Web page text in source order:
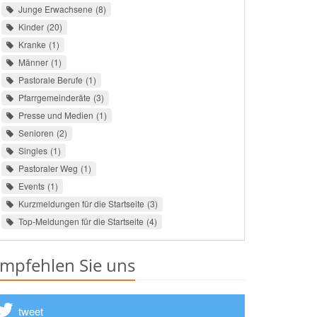
Junge Erwachsene 8
Kinder 20
Kranke 1
Männer 1
Pastorale Berufe 1
Pfarrgemeinderäte 3
Presse und Medien 1
Senioren 2
Singles 1
Pastoraler Weg 1
Events 1
Kurzmeldungen für die Startseite 3
Top-Meldungen für die Startseite 4
Sie uns
tweet